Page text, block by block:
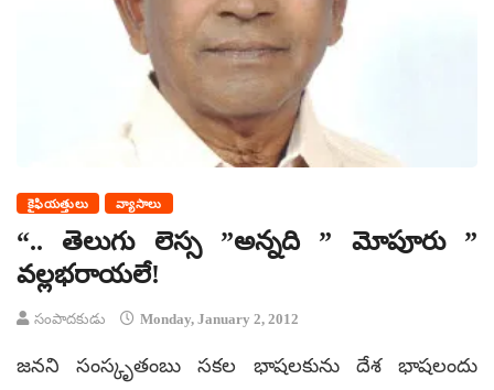
కైఫియత్తులు వ్యాసాలు
“.. తెలుగు లెస్స ”అన్నది ” మోపూరు ”
వల్లభరాయలే!
సంపాదకుడు Monday, January 2, 2012
జనని సంస్కృతంబు సకల భాషలకును దేశ భాషలందు